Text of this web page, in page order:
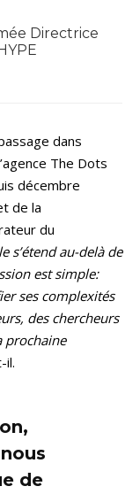
Directrice
dans
The Dots
décembre
de la
du
s’étend au-delà de
est simple:
ses complexités
des chercheurs
prochaine
il.
de